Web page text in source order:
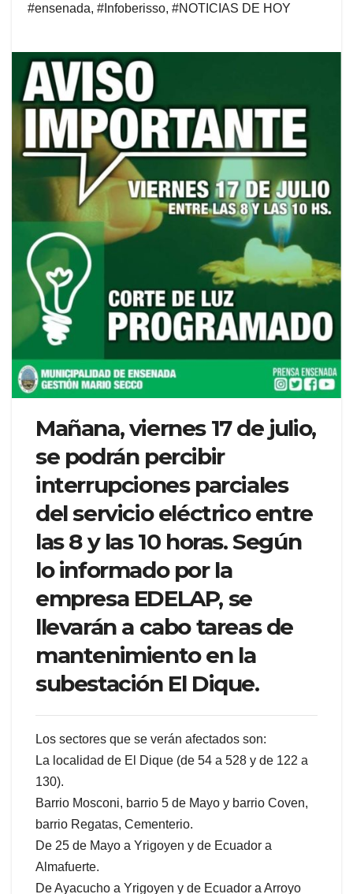
#ensenada, #Infoberisso, #NOTICIAS DE HOY
Mañana, viernes 17 de julio,
se podrán percibir
interrupciones parciales
del servicio eléctrico entre
las 8 y las 10 horas. Según
lo informado por la
empresa EDELAP, se
llevarán a cabo tareas de
mantenimiento en la
subestación El Dique.
Los sectores que se verán afectados son:
La localidad de El Dique (de 54 a 528 y de 122 a
130).
Barrio Mosconi, barrio 5 de Mayo y barrio Coven,
barrio Regatas, Cementerio.
De 25 de Mayo a Yrigoyen y de Ecuador a
Almafuerte.
De Ayacucho a Yrigoyen y de Ecuador a Arroyo